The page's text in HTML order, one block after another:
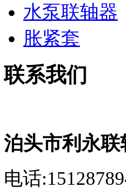
水泵联轴器
胀紧套
联系我们
泊头市利永
电话